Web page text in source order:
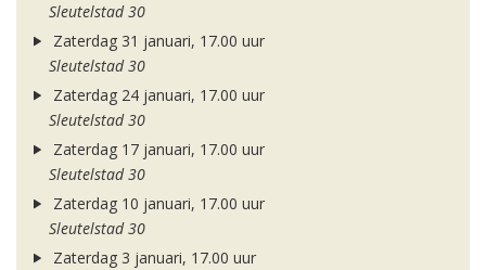
Sleutelstad 30
Zaterdag 31 januari, 17.00 uur
Sleutelstad 30
Zaterdag 24 januari, 17.00 uur
Sleutelstad 30
Zaterdag 17 januari, 17.00 uur
Sleutelstad 30
Zaterdag 10 januari, 17.00 uur
Sleutelstad 30
Zaterdag 3 januari, 17.00 uur